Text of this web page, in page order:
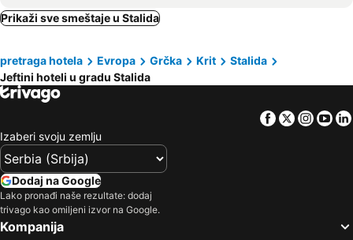
Semiramis Village Hotel
Aglaia Apartments
Elmi Beach Hotel & Suites
Themis Beach Hotel
Harmony Hotel
Eri Beach & Village Hotel
Romantica Hotel Apartments By Estia
Vasia Royal Hotel
Glaros Beach Hotel
Ibiscus Hotel Malia
Solimar Ruby
Village Heights Resort
Prikaži sve smeštaje u Stalida
pretraga hotela Evropa Grčka Krit
Stalida
Jeftini hoteli u gradu Stalida
Facebook
Twitter
Izaberi svoju zemlju
Dodaj na Google
Lako pronađi naše rezultate: dodaj
trivago kao omiljeni izvor na Google.
Kompanija